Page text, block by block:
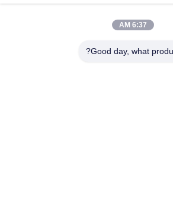
الوحدة 701A، رقم 837 وسط شارع قيانبو الثاني، منطقة سيمينغ،
6:37 AM
Good day, what